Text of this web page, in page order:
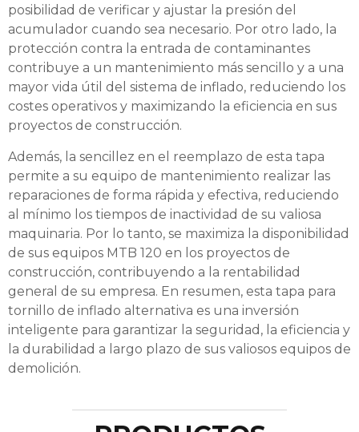
posibilidad de verificar y ajustar la presión del
acumulador cuando sea necesario. Por otro lado, la
protección contra la entrada de contaminantes
contribuye a un mantenimiento más sencillo y a una
mayor vida útil del sistema de inflado, reduciendo los
costes operativos y maximizando la eficiencia en sus
proyectos de construcción.
Además, la sencillez en el reemplazo de esta tapa
permite a su equipo de mantenimiento realizar las
reparaciones de forma rápida y efectiva, reduciendo
al mínimo los tiempos de inactividad de su valiosa
maquinaria. Por lo tanto, se maximiza la disponibilidad
de sus equipos MTB 120 en los proyectos de
construcción, contribuyendo a la rentabilidad
general de su empresa. En resumen, esta tapa para
tornillo de inflado alternativa es una inversión
inteligente para garantizar la seguridad, la eficiencia y
la durabilidad a largo plazo de sus valiosos equipos de
demolición.